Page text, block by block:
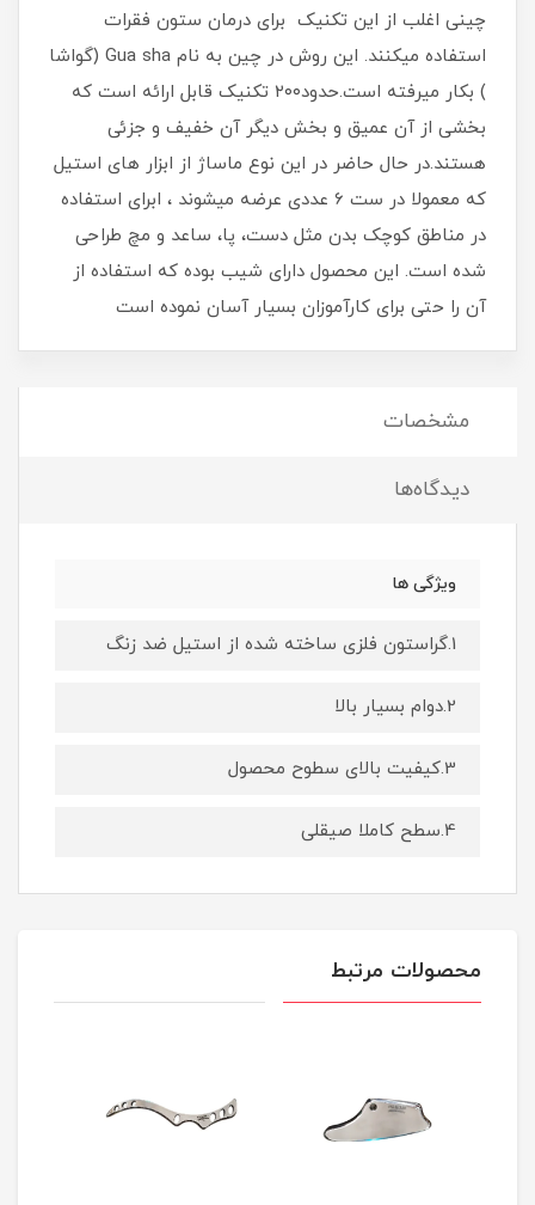
چینی اغلب از این تکنیک برای درمان ستون فقرات
استفاده میکنند. این روش در چین به نام Gua sha (گواشا
) بکار میرفته است.حدود۲۰۰ تکنیک قابل ارائه است که
بخشی از آن عمیق و بخش دیگر آن خفیف و جزئی
هستند.در حال حاضر در این نوع ماساژ از ابزار های استیل
که معمولا در ست 6 عددی عرضه میشوند ، ابرای استفاده
در مناطق کوچک بدن مثل دست، پا، ساعد و مچ طراحی
شده است. این محصول دارای شیب بوده که استفاده از
آن را حتی برای کارآموزان بسیار آسان نموده است
مشخصات
دیدگاه‌ها
ویژگی ها
1.گراستون فلزی ساخته شده از استیل ضد زنگ
2.دوام بسیار بالا
3.کیفیت بالای سطوح محصول
4.سطح کاملا صیقلی
محصولات مرتبط